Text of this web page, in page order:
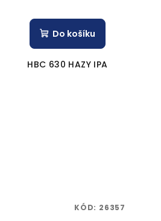
Do košíku
HBC 630 HAZY IPA
KÓD: 26357